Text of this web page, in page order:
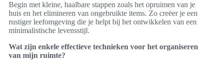
Begin met kleine, haalbare stappen zoals het opruimen van je
huis en het elimineren van ongebruikte items. Zo creëer je een
rustiger leefomgeving die je helpt bij het ontwikkelen van een
minimalistische levensstijl.
Wat zijn enkele effectieve technieken voor het organiseren
van mijn ruimte?